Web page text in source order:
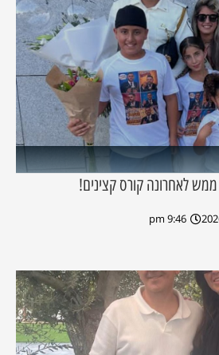
לאחרונה קורס קצינים!
9:46 pm